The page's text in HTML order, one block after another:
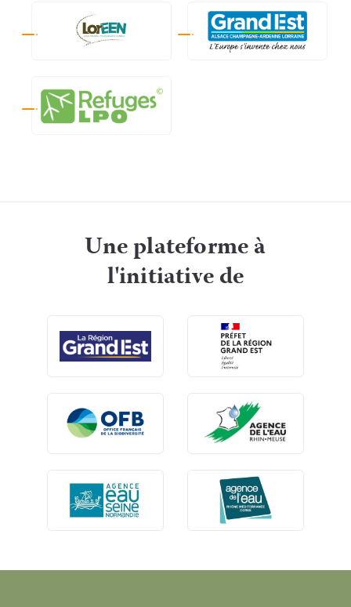
Une plateforme à
l'initiative de